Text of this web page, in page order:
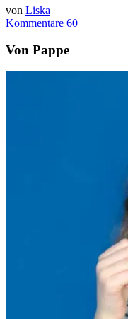
von Liska
Kommentare 60
Von Pappe